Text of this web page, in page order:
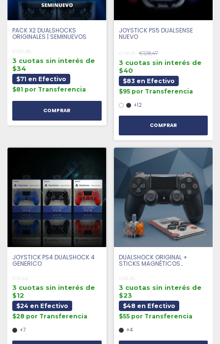
PACK X2 DUALSHOCKS
ORIGINALES | SEMINUEVOS
€100,98
3 cuotas sin interés de
$34
$71 en Efectivo
$81 por Transferencia
JOYSTICK PS5 DUALSENSE
NUEVO
€118,91 €128,47
3 cuotas sin interés de
$40
$83 en Efectivo
$95 por Transferencia
+12
COMPRAR
JOYSTICK PS4 DUALSHOCK 4
GENERICO
€34,66
3 cuotas sin interés de
$12
$24 en Efectivo
$28 por Transferencia
+7
DUALSHOCK ORIGINAL +
STICKS MAGNÉTICOS
SEMINUEVO
€68,36
3 cuotas sin interés de
$23
$48 en Efectivo
$55 por Transferencia
+4